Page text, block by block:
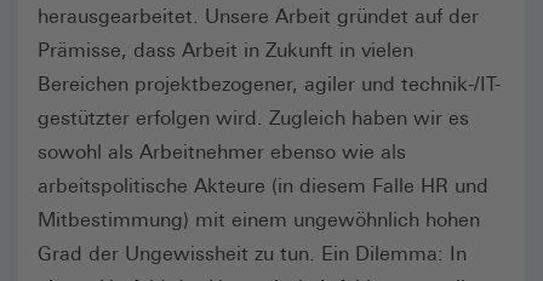
herausgearbeitet. Unsere Arbeit gründet auf der
Prämisse, dass Arbeit in Zukunft in vielen
Bereichen projektbezogener, agiler und technik-/IT-
gestützter erfolgen wird. Zugleich haben wir es
sowohl als Arbeitnehmer ebenso wie als
arbeitspolitische Akteure (in diesem Falle HR und
Mitbestimmung) mit einem ungewöhnlich hohen
Grad der Ungewissheit zu tun. Ein Dilemma: In